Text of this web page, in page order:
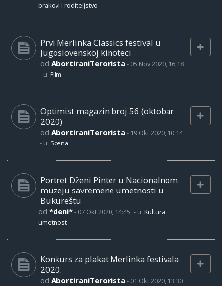
brakovi i roditeljstvo
Prvi Merlinka Classics festival u
Jugoslovenskoj kinoteci
od AbortiraniTerorista- 05 Nov 2020, 16:18
- u: Film
Optimist magazin broj 56 (oktobar
2020)
od AbortiraniTerorista- 19 Okt 2020, 10:14
- u: Scena
Portret Dženi Pinter u Nacionalnom
muzeju savremene umetnosti u
Bukureštu
od *deni*- 07 Okt 2020, 14:45 - u: Kultura i
umetnost
Konkurs za plakat Merlinka festivala
2020.
od AbortiraniTerorista- 01 Okt 2020, 13:30